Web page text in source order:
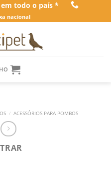
todo o país *
nacional
/ ACESSÓRIOS PARA POMBOS